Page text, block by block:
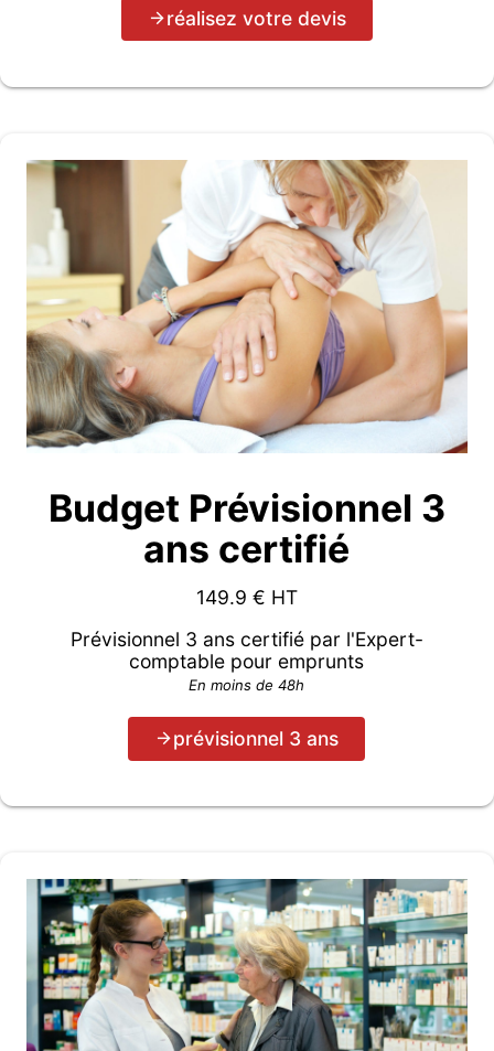
réalisez votre devis
Budget Prévisionnel 3
ans certifié
149.9 € HT
Prévisionnel 3 ans certifié par l'Expert-
comptable pour emprunts
En moins de 48h
prévisionnel 3 ans